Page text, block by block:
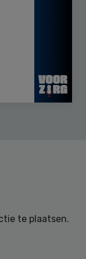
te plaatsen.